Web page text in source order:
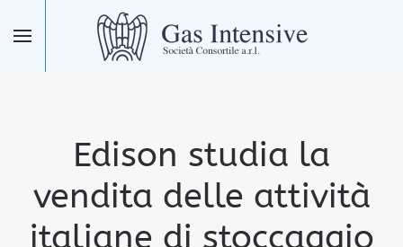
Skip to main content
Edison studia la
vendita delle attività
italiane di stoccaggio